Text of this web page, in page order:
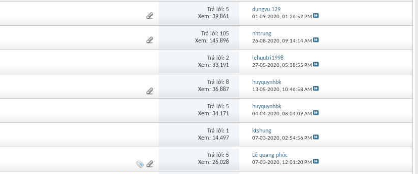
Trả lời: 5
Xem: 39,861
dungvu.129
01-09-2020,01:26:52 PM
Trả lời: 105
Xem: 145,896
nhtrung
26-08-2020,09:14:14 AM
Trả lời: 2
Xem: 33,191
lehuutri1998
27-05-2020,05:38:55 PM
Trả lời: 8
Xem: 36,887
huyquynhbk
13-05-2020, 10:46:58 AM
Trả lời: 5
Xem: 34,171
huyquynhbk
04-04-2020,08:04:09 AM
Trả lời: 1
Xem: 14,497
ktshung
07-03-2020,02:54:56 PM
Trả lời: 5
Xem: 26,028
Lê quang phúc
07-03-2020, 12:01:20 PM